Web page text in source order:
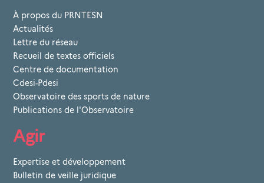
À propos du PRNTESN
Actualités
Lettre du réseau
Recueil de textes officiels
Centre de documentation
Cdesi-Pdesi
Observatoire des sports de nature
Publications de l'Observatoire
Agir
Expertise et développement
Bulletin de veille juridique